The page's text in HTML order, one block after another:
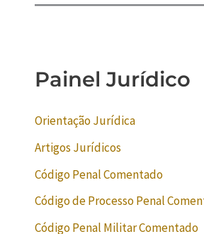
Painel Jurídico
Orientação Jurídica
Artigos Jurídicos
Código Penal Comentado
Código de Processo Penal
Código Penal Militar Comentado